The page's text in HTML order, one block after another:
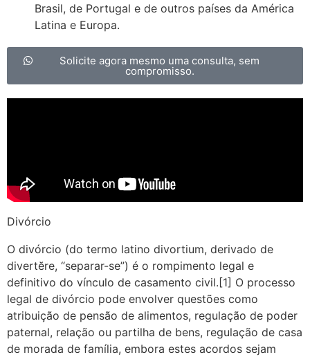
Brasil, de Portugal e de outros países da América
Latina e Europa.
Solicite agora mesmo uma consulta, sem
compromisso.
Divórcio
O divórcio (do termo latino divortium, derivado de
divertĕre, “separar-se”) é o rompimento legal e
definitivo do vínculo de casamento civil.[1] O processo
legal de divórcio pode envolver questões como
atribuição de pensão de alimentos, regulação de poder
paternal, relação ou partilha de bens, regulação de casa
de morada de família, embora estes acordos sejam